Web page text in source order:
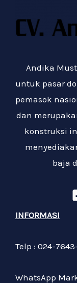
Andika
untuk pasar
pemasok
dan
konstruksi
baja
INFORMASI
Telp : 024-7643-
WhatsApp